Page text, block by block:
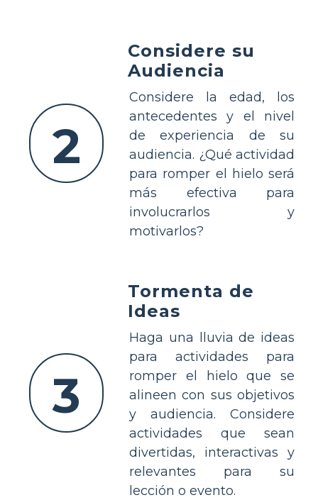
2
Considere su
Audiencia
Considere la edad, los
antecedentes y el nivel
de experiencia de su
audiencia. ¿Qué actividad
para romper el hielo será
más efectiva para
involucrarlos y
motivarlos?
3
Tormenta de
Ideas
Haga una lluvia de ideas
para actividades para
romper el hielo que se
alineen con sus objetivos
y audiencia. Considere
actividades que sean
divertidas, interactivas y
relevantes para su
lección o evento.